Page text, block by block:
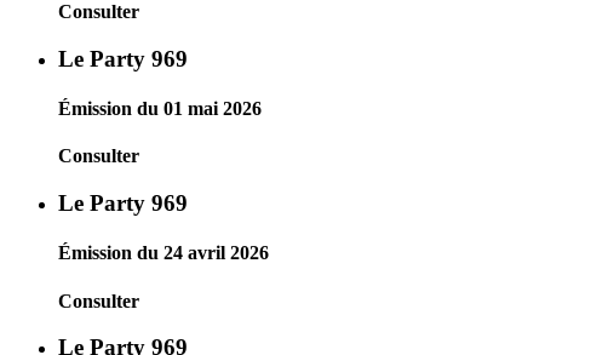
Consulter
Le Party 969
Émission du 01 mai 2026
Consulter
Le Party 969
Émission du 24 avril 2026
Consulter
Le Party 969